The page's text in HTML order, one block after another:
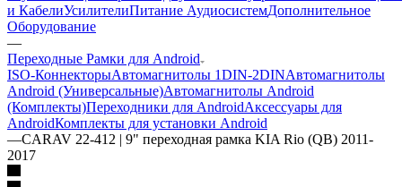
и КабелиУсилителиПитание АудиосистемДополнительное
Оборудование
—
Переходные Рамки для Android
ISO-КоннекторыАвтомагнитолы 1DIN-2DINАвтомагнитолы
Android (Универсальные)Автомагнитолы Android
(Комплекты)Переходники для AndroidАксессуары для
AndroidКомплекты для установки Android
—CARAV 22-412 | 9" переходная рамка KIA Rio (QB) 2011-
2017